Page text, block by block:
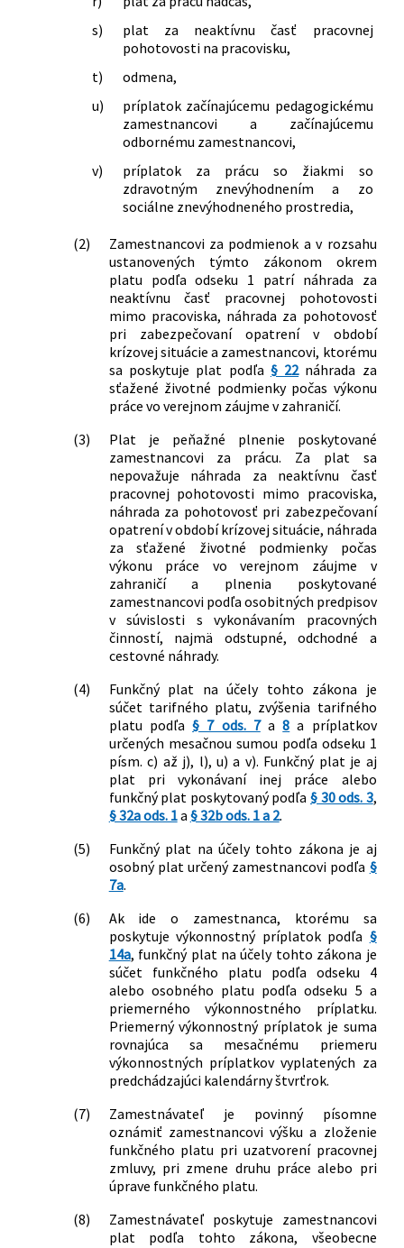
s)
plat za neaktívnu časť pracovnej
pohotovosti na pracovisku,
t)
odmena,
u)
príplatok začínajúcemu pedagogickému
zamestnancovi a začínajúcemu
odbornému zamestnancovi,
v)
príplatok za prácu so žiakmi so
zdravotným znevýhodnením a zo
sociálne znevýhodneného prostredia,
(2)
Zamestnancovi za podmienok a v rozsahu
ustanovených týmto zákonom okrem
platu podľa odseku 1 patrí náhrada za
neaktívnu časť pracovnej pohotovosti
mimo pracoviska, náhrada za pohotovosť
pri zabezpečovaní opatrení v období
krízovej situácie a zamestnancovi, ktorému
sa poskytuje plat podľa § 22náhrada za
sťažené životné podmienky počas výkonu
práce vo verejnom záujme v zahraničí.
(3)
Plat je peňažné plnenie poskytované
zamestnancovi za prácu. Za plat sa
nepovažuje náhrada za neaktívnu časť
pracovnej pohotovosti mimo pracoviska,
náhrada za pohotovosť pri zabezpečovaní
opatrení v období krízovej situácie, náhrada
za sťažené životné podmienky počas
výkonu práce vo verejnom záujme v
zahraničí a plnenia poskytované
zamestnancovi podľa osobitných predpisov
v súvislosti s vykonávaním pracovných
činností, najmä odstupné, odchodné a
cestovné náhrady.
(4)
Funkčný plat na účely tohto zákona je
súčet tarifného platu, zvýšenia tarifného
platu podľa§ 7 ods. 7a8 a príplatkov
určených mesačnou sumou podľa odseku 1
písm. c) až j), l), u) a v). Funkčný plat je aj
plat pri vykonávaní inej práce alebo
funkčný plat poskytovaný podľa § 30 ods. 3,
§ 32a ods. 1a § 32b ods. 1 a 2.
(5)
Funkčný plat na účely tohto zákona je aj
osobný plat určený zamestnancovi podľa §
7a.
(6)
Ak ide o zamestnanca, ktorému sa
poskytuje výkonnostný príplatok podľa §
14a, funkčný plat na účely tohto zákona je
súčet funkčného platu podľa odseku 4
alebo osobného platu podľa odseku 5 a
priemerného výkonnostného príplatku.
Priemerný výkonnostný príplatok je suma
rovnajúca sa mesačnému priemeru
výkonnostných príplatkov vyplatených za
predchádzajúci kalendárny štvrťrok.
(7)
Zamestnávateľ je povinný písomne
oznámiť zamestnancovi výšku a zloženie
funkčného platu pri uzatvorení pracovnej
zmluvy, pri zmene druhu práce alebo pri
úprave funkčného platu.
(8)
Zamestnávateľ poskytuje zamestnancovi
plat podľa tohto zákona, všeobecne